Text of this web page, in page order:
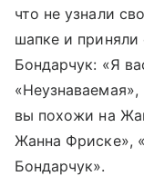
что не узнали
шапке и
Бондарчук: «Я
вы похожи на
Жанна Фриске»,
Бондарчук».